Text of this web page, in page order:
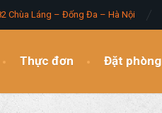
Chùa Láng – Đống Đa – Hà Nội
Thực đơn Đặt phòng